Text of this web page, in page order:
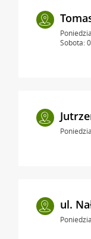
Sobota:
ul.